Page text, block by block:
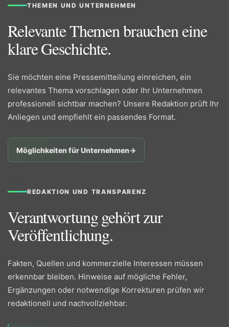
THEMEN UND UNTERNEHMEN
Relevante Themen brauchen eine
klare Geschichte.
Sie möchten eine Pressemitteilung einreichen, ein
relevantes Thema vorschlagen oder Ihr Unternehmen
professionell sichtbar machen? Unsere Redaktion prüft Ihr
Anliegen und empfiehlt ein passendes Format.
Möglichkeiten für Unternehmen→
REDAKTION UND TRANSPARENZ
Verantwortung gehört zur
Veröffentlichung.
Fakten, Quellen und kommerzielle Interessen müssen
erkennbar bleiben. Hinweise auf mögliche Fehler,
Ergänzungen oder notwendige Korrekturen prüfen wir
redaktionell und nachvollziehbar.